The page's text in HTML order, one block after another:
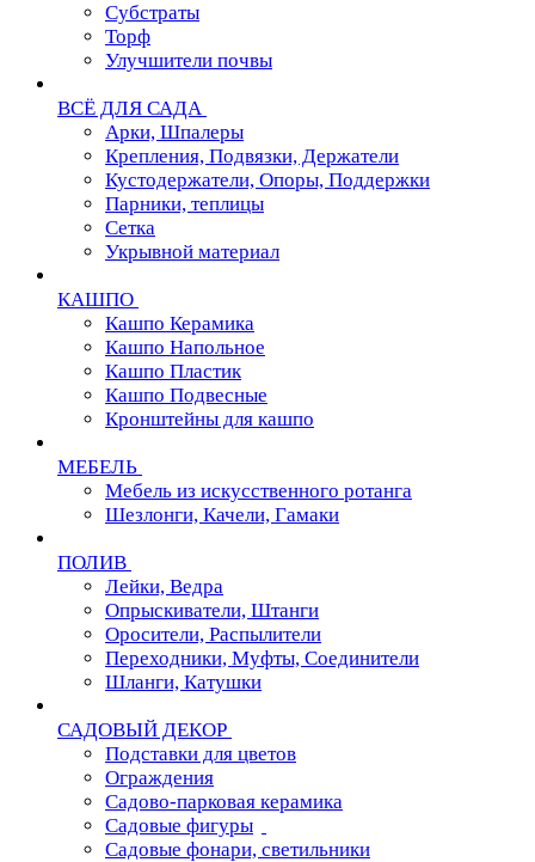
Субстраты
Торф
Улучшители почвы
ВСЁ ДЛЯ САДА
Арки, Шпалеры
Крепления, Подвязки, Держатели
Кустодержатели, Опоры, Поддержки
Парники, теплицы
Сетка
Укрывной материал
КАШПО
Кашпо Керамика
Кашпо Напольное
Кашпо Пластик
Кашпо Подвесные
Кронштейны для кашпо
МЕБЕЛЬ
Мебель из искусственного ротанга
Шезлонги, Качели, Гамаки
ПОЛИВ
Лейки, Ведра
Опрыскиватели, Штанги
Оросители, Распылители
Переходники, Муфты, Соединители
Шланги, Катушки
САДОВЫЙ ДЕКОР
Подставки для цветов
Ограждения
Садово-парковая керамика
Садовые фигуры
Садовые фонари, светильники